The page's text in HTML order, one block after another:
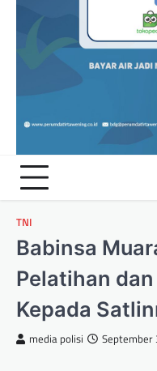
TNI
Babinsa
Pelatihan
Kepada
media polisi September